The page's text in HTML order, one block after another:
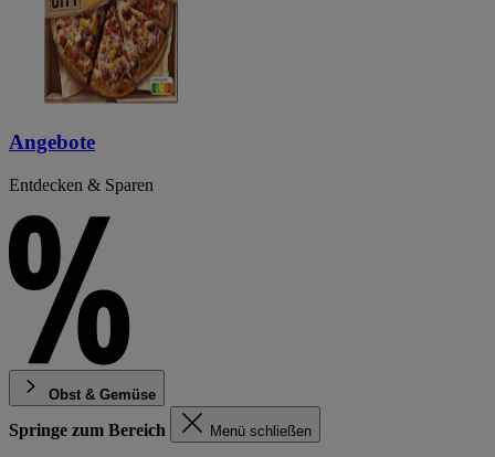
Angebote
Entdecken & Sparen
Obst & Gemüse
Springe zum Bereich Menü schließen